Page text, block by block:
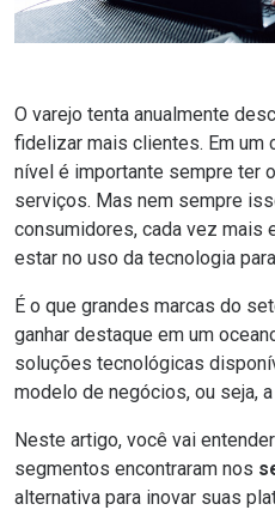
O varejo tenta anualmente
fidelizar mais clientes. Em um
nível é importante sempre ter
serviços. Mas nem sempre
consumidores, cada vez mais
estar no uso da tecnologia
É o que grandes marcas do
ganhar destaque em um
soluções tecnológicas
modelo de negócios, ou seja, a
Neste artigo, você vai
segmentos encontraram nos
alternativa para inovar suas